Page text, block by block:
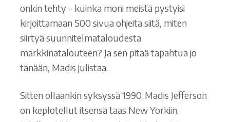
onkin tehty – kuinka moni meistä pystyisi
kirjoittamaan 500 sivua ohjeita siitä, miten
siirtyä suunnitelmataloudesta
markkinatalouteen? Ja sen pitää tapahtua jo
tänään, Madis julistaa.
Sitten ollaankin syksyssä 1990. Madis Jefferson
on keplotellut itsensä taas New Yorkiin.